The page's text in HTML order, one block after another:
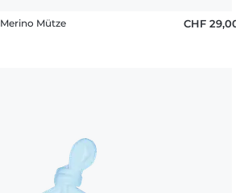
Merino Mütze CHF 29,00